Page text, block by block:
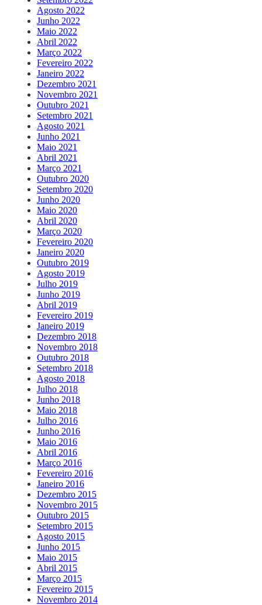
Agosto 2022
Junho 2022
Maio 2022
Abril 2022
Março 2022
Fevereiro 2022
Janeiro 2022
Dezembro 2021
Novembro 2021
Outubro 2021
Setembro 2021
Agosto 2021
Junho 2021
Maio 2021
Abril 2021
Março 2021
Outubro 2020
Setembro 2020
Junho 2020
Maio 2020
Abril 2020
Março 2020
Fevereiro 2020
Janeiro 2020
Outubro 2019
Agosto 2019
Julho 2019
Junho 2019
Abril 2019
Fevereiro 2019
Janeiro 2019
Dezembro 2018
Novembro 2018
Outubro 2018
Setembro 2018
Agosto 2018
Julho 2018
Junho 2018
Maio 2018
Julho 2016
Junho 2016
Maio 2016
Abril 2016
Março 2016
Fevereiro 2016
Janeiro 2016
Dezembro 2015
Novembro 2015
Outubro 2015
Setembro 2015
Agosto 2015
Junho 2015
Maio 2015
Abril 2015
Março 2015
Fevereiro 2015
Novembro 2014